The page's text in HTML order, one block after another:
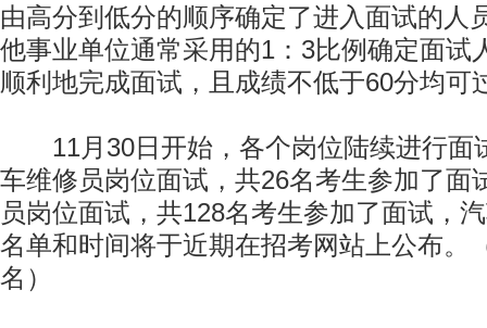
由高分到低分的顺序确定了进入面试的人
他事业单位通常采用的1：3比例确定面试
顺利地完成面试，且成绩不低于60分均可
11月30日开始，各个岗位陆续进行面
车维修员岗位面试，共26名考生参加了面
员岗位面试，共128名考生参加了面试，
名单和时间将于近期在招考网站上公布。
名）